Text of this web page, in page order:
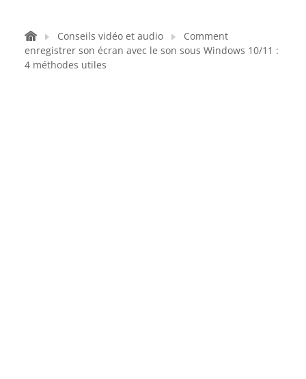
Conseils vidéo et audio
Comment
enregistrer son écran avec le son sous Windows 10/11 :
4 méthodes utiles